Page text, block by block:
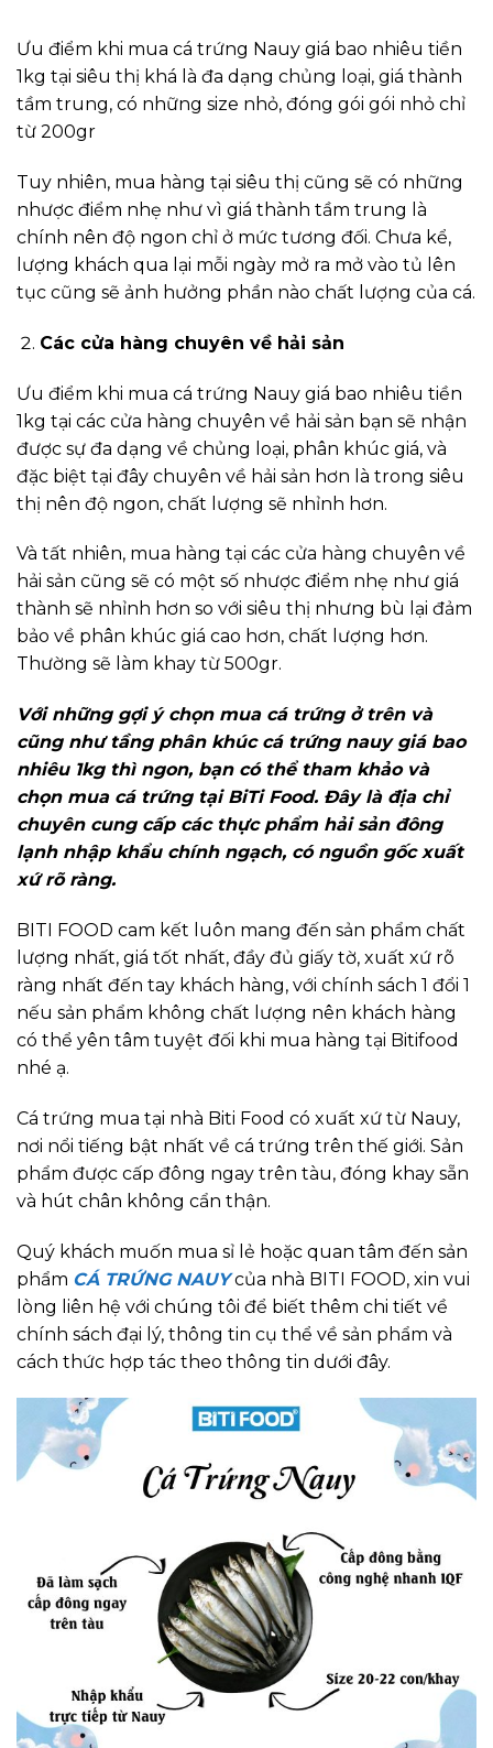
Ưu điểm khi mua cá trứng Nauy giá bao nhiêu tiền
1kg tại siêu thị khá là đa dạng chủng loại, giá thành
tầm trung, có những size nhỏ, đóng gói gói nhỏ chỉ
từ 200gr
Tuy nhiên, mua hàng tại siêu thị cũng sẽ có những
nhược điểm nhẹ như vì giá thành tầm trung là
chính nên độ ngon chỉ ở mức tương đối. Chưa kể,
lượng khách qua lại mỗi ngày mở ra mở vào tủ lên
tục cũng sẽ ảnh hưởng phần nào chất lượng của cá.
Các cửa hàng chuyên về hải sản
Ưu điểm khi mua cá trứng Nauy giá bao nhiêu tiền
1kg tại các cửa hàng chuyên về hải sản bạn sẽ nhận
được sự đa dạng về chủng loại, phân khúc giá, và
đặc biệt tại đây chuyên về hải sản hơn là trong siêu
thị nên độ ngon, chất lượng sẽ nhỉnh hơn.
Và tất nhiên, mua hàng tại các cửa hàng chuyên về
hải sản cũng sẽ có một số nhược điểm nhẹ như giá
thành sẽ nhỉnh hơn so với siêu thị nhưng bù lại đảm
bảo về phân khúc giá cao hơn, chất lượng hơn.
Thường sẽ làm khay từ 500gr.
Với những gợi ý chọn mua cá trứng ở trên và
cũng như tầng phân khúc cá trứng nauy giá bao
nhiêu 1kg thì ngon, bạn có thể tham khảo và
chọn mua cá trứng tại BiTi Food. Đây là địa chỉ
chuyên cung cấp các thực phẩm hải sản đông
lạnh nhập khẩu chính ngạch, có nguồn gốc xuất
xứ rõ ràng.
BITI FOOD cam kết luôn mang đến sản phẩm chất
lượng nhất, giá tốt nhất, đầy đủ giấy tờ, xuất xứ rõ
ràng nhất đến tay khách hàng, với chính sách 1 đổi 1
nếu sản phẩm không chất lượng nên khách hàng
có thể yên tâm tuyệt đối khi mua hàng tại Bitifood
nhé ạ.
Cá trứng mua tại nhà Biti Food có xuất xứ từ Nauy,
nơi nổi tiếng bật nhất về cá trứng trên thế giới. Sản
phẩm được cấp đông ngay trên tàu, đóng khay sẵn
và hút chân không cẩn thận.
Quý khách muốn mua sỉ lẻ hoặc quan tâm đến sản
phẩm CÁ TRỨNG NAUYcủa nhà BITI FOOD, xin vui
lòng liên hệ với chúng tôi để biết thêm chi tiết về
chính sách đại lý, thông tin cụ thể về sản phẩm và
cách thức hợp tác theo thông tin dưới đây.